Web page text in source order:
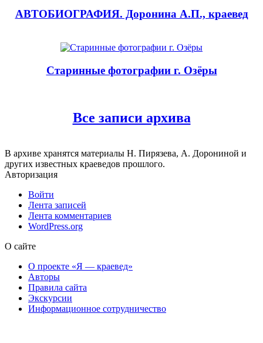
АВТОБИОГРАФИЯ. Доронина А.П., краевед
Старинные фотографии г. Озёры
Все записи архива
В архиве хранятся материалы Н. Пирязева, А. Дорониной и
других известных краеведов прошлого.
Авторизация
Войти
Лента записей
Лента комментариев
WordPress.org
О сайте
О проекте «Я — краевед»
Авторы
Правила сайта
Экскурсии
Информационное сотрудничество